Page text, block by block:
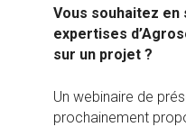
Vous souhaitez en
expertises
sur un projet ?
Un webinaire de
prochainement